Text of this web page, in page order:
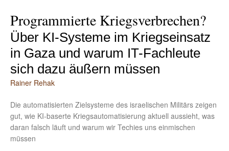
Programmierte Kriegsverbrechen?
Über KI-Systeme im Kriegseinsatz
in Gaza und warum IT-Fachleute
sich dazu äußern müssen
Rainer Rehak
Die automatisierten Zielsysteme des israelischen Militärs zeigen
gut, wie KI-baserte Kriegsautomatisierung aktuell aussieht, was
daran falsch läuft und warum wir Techies uns einmischen
müssen